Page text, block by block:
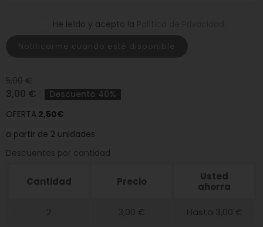
He leído y acepto la
5,00 €
3,00 €
Descuento 40%
OFERTA 2,50€
a partir de 2 unidades
Descuentos por cantidad
Cantidad Precio
Usted
ahorra
2 3,00 € Hasta 3,00 €